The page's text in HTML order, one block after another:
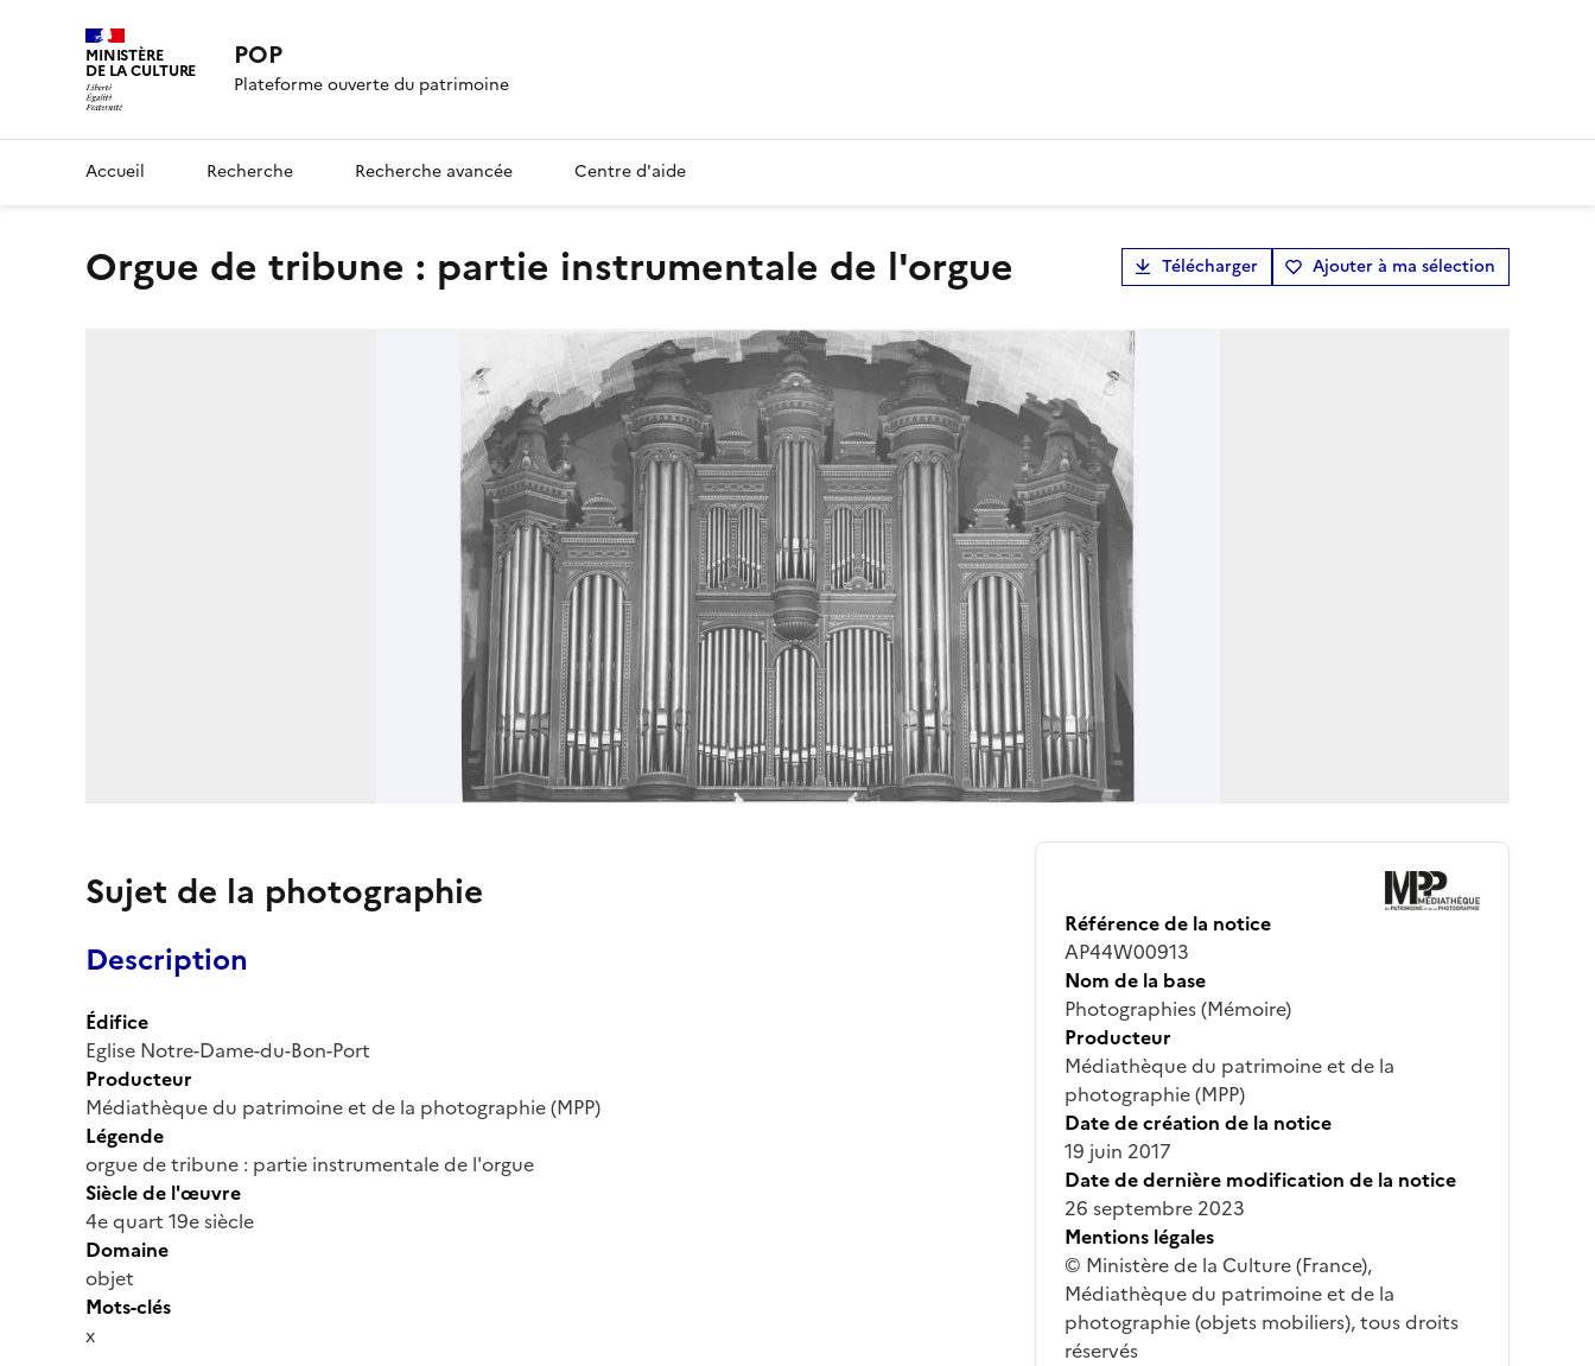
MINISTÈRE
DE LA CULTURE POP
Plateforme ouverte du patrimoine
Accueil Recherche Recherche avancée Centre d'aide
orgue de tribune : partie instrumentale de l'orgue Télécharger Ajouter à ma sélection
Sujet de la photographie
Description
Édifice
Eglise Notre-Dame-du-Bon-Port
Producteur
Médiathèque du patrimoine et de la photographie (MPP)
Légende
orgue de tribune : partie instrumentale de l'orgue
Siècle de l'œuvre
4e quart 19e siècle
Domaine
objet
Mots-clés
x
Référence de la notice
AP44W00913
Nom de la base
Photographies (Mémoire)
Producteur
Médiathèque du patrimoine et de la
photographie (MPP)
Date de création de la notice
19 juin 2017
Date de dernière modification de la notice
26 septembre 2023
Mentions légales
© Ministère de la Culture (France),
Médiathèque du patrimoine et de la
photographie (objets mobiliers), tous droits
réservés